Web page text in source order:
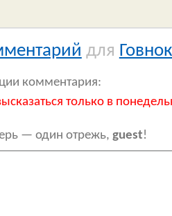
для
комментария:
только в
— один отрежь, guest!